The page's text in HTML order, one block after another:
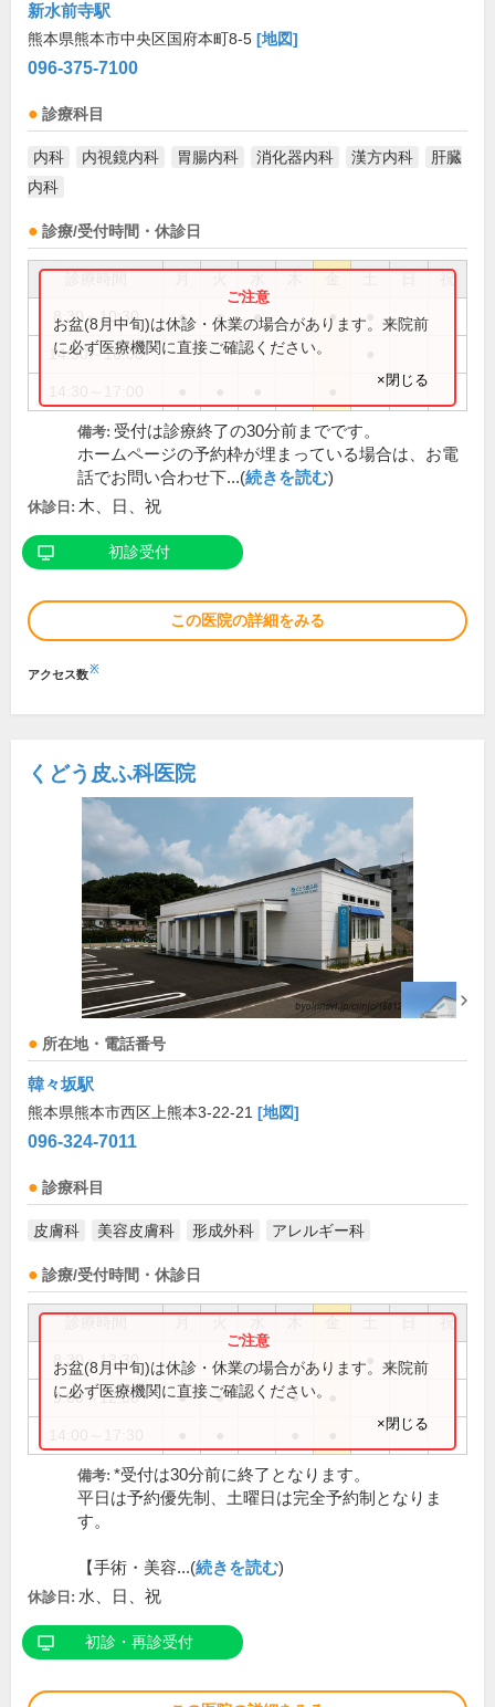
新水前寺駅
熊本県熊本市中央区国府本町8-5 [地図]
096-375-7100
診療科目
内科 内視鏡内科 胃腸内科 消化器内科 漢方内科
肝臓
内科
診療/受付時間・休診日
祝
8:30～10:30 ● ● ● ●
14:30～16:00
お盆(8月中旬)は休診・休業の場合があります。来院前
に必ず医療機関に直接ご確認ください。
×閉じる
備考: 受付は診療終了の30分前までです。
ホームページの予約枠が埋まっている場合は、お電
話でお問い合わせ下...(続きを読む)
休診日: 木、日、祝
初診受付
この医院の詳細をみる
アクセス数※
くどう皮ふ科医院
所在地・電話番号
韓々坂駅
熊本県熊本市西区上熊本3-22-21 [地図]
096-324-7011
診療科目
皮膚科 美容皮膚科 形成外科 アレルギー科
診療/受付時間・休診日
祝
8:30～13:30
9:00～12:00 ● ● ●
お盆(8月中旬)は休診・休業の場合があります。来院前
に必ず医療機関に直接ご確認ください。
×閉じる
備考: *受付は30分前に終了となります。
平日は予約優先制、土曜日は完全予約制となりま
す。
【手術・美容...(続きを読む)
休診日: 水、日、祝
初診・再診受付